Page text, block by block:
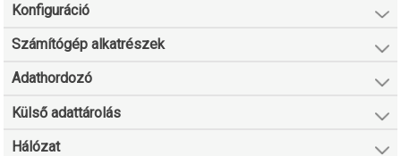
Konfiguráció
Számítógép alkatrészek
Adathordozó
Külső adattárolás
Hálózat